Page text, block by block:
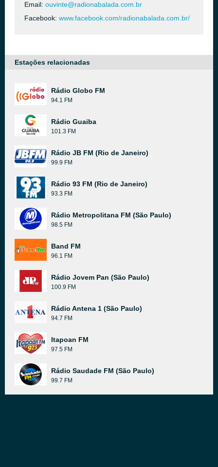
Email: ouvinte@radionabalada.com.br
Facebook: www.facebook.com/radionabalada.com.br/
Estações relacionadas
Rádio Globo FM
94.1 FM
Rádio Guaiba
101.3 FM
Rádio JB FM (Rio de Janeiro)
99.9 FM
Rádio 93 FM (Rio de Janeiro)
93.3 FM
Rádio Metropolitana FM (São Paulo)
98.5 FM
Band FM
96.1 FM
Rádio Jovem Pan (São Paulo)
100.9 FM
Rádio Antena 1 (São Paulo)
94.7 FM
Itapoan FM
97.5 FM
Rádio Saudade FM (São Paulo)
99.7 FM